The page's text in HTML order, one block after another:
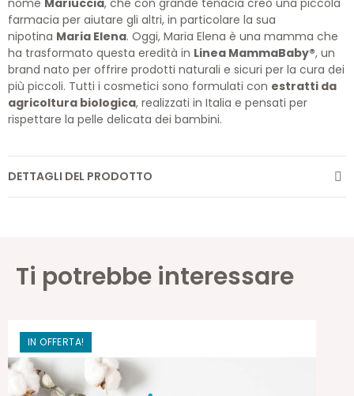
nome Mariuccia, che con grande tenacia creò una piccola
farmacia per aiutare gli altri, in particolare la sua
nipotina Maria Elena. Oggi, Maria Elena è una mamma che
ha trasformato questa eredità in Linea MammaBaby®, un
brand nato per offrire prodotti naturali e sicuri per la cura dei
più piccoli. Tutti i cosmetici sono formulati con estratti da
agricoltura biologica, realizzati in Italia e pensati per
rispettare la pelle delicata dei bambini.
DETTAGLI DEL PRODOTTO
Ti potrebbe interessare
IN OFFERTA!